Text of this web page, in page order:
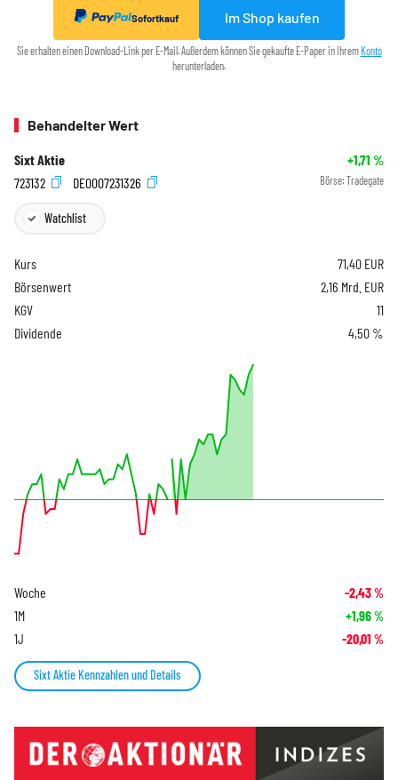
Sofortkauf Im Shop kaufen
Sie erhalten einen Download-Link per E-Mail. Außerdem können Sie gekaufte E-Paper in Ihrem Konto
herunterladen.
Behandelter Wert
Sixt Aktie +1,71 %
723132
DE0007231326 Börse: Tradegate
Watchlist
Kurs 71,40 EUR
Börsenwert
2,16 Mrd. EUR
KGV
11
Dividende
4,50 %
Woche -2,43%
1M +1,96%
1J -20,01 %
Sixt Aktie Kennzahlen und Details